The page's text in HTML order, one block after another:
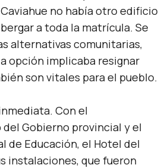
no había otro edificio
a toda la matrícula. Se
alternativas comunitarias,
opción implicaba resignar
son vitales para el pueblo.
Con el
Gobierno provincial y el
de Educación, el Hotel del
instalaciones, que fueron